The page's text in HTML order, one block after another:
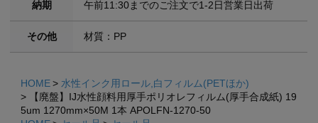
納期 午前11:30までのご注文で1-2日営業日出荷
その他 材質：PP
HOME
水性インク用ロール,白フィルム(PETほか)
【廃盤】IJ水性顔料用厚手ポリオレフィルム(厚手合成紙) 19
5um 1270mm×50M 1本 APOLFN-1270-50